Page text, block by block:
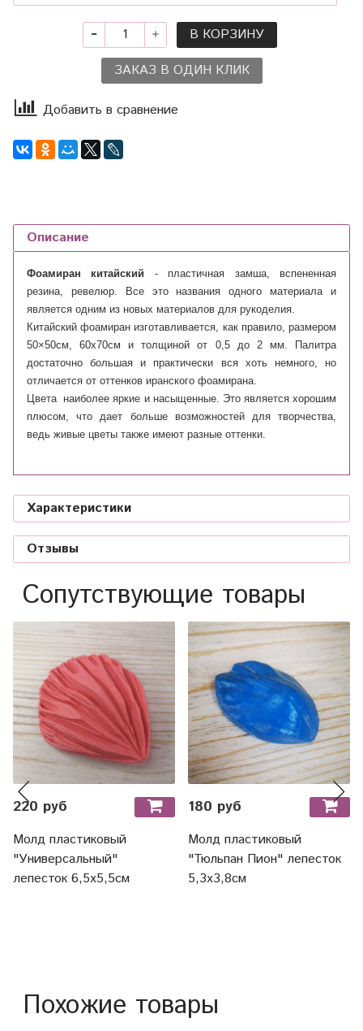
В КОРЗИНУ
ЗАКАЗ В ОДИН КЛИК
Добавить в сравнение
Описание
Фоамиран китайский - пластичная замша, вспененная
резина, ревелюр. Все это названия одного материала и
является одним из новых материалов для рукоделия.
Китайский фоамиран изготавливается, как правило, размером
50×50см, 60х70см и толщиной от 0,5 до 2 мм. Палитра
достаточно большая и практически вся хоть немного, но
отличается от оттенков иранского фоамирана.
Цвета наиболее яркие и насыщенные. Это является хорошим
плюсом, что дает больше возможностей для творчества,
ведь живые цветы также имеют разные оттенки.
Характеристики
Отзывы
Сопутствующие товары
220 руб
Молд пластиковый
"Универсальный"
лепесток 6,5х5,5см
180 руб
Молд пластиковый
"Тюльпан Пион" лепесток
5,3х3,8см
Похожие товары